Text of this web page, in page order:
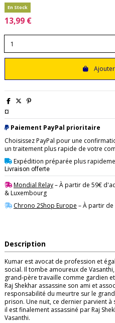
En Stock
13,99 €
¤
Paiement PayPal prioritaire
Choisissez PayPal pour une
un traitement plus rapide de votre
Expédition préparée plus
Livraison offerte
Mondial Relay– À partir de 59€
& Luxembourg
Chrono 2Shop Europe – À partir de
Description
Kumar est avocat de profession et
social. Il tombe amoureux de
grand‑père travaille comme gardien
Raj Shekhar assassine son ami et
responsabilité du meurtre sur le
prison. Une nuit, ce dernier parvient à
il est finalement assassiné par Raj
Vasanthi.